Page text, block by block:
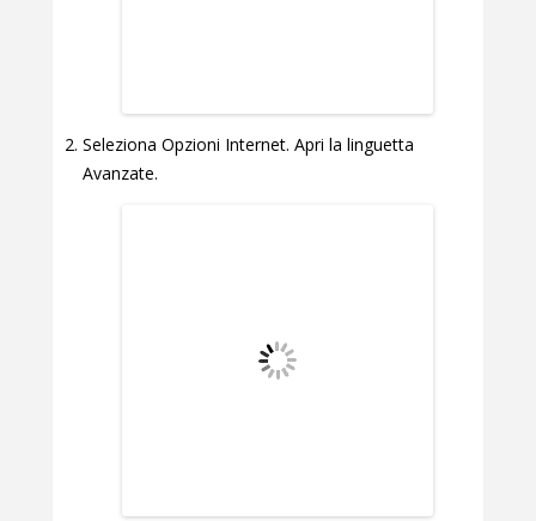
Seleziona Opzioni Internet. Apri la linguetta
Avanzate.